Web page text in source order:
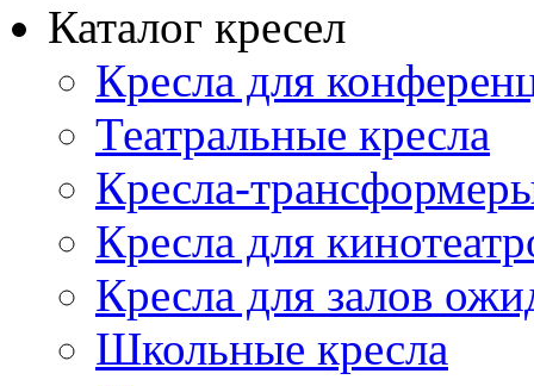
Каталог кресел
Кресла для
Театральные кресла
Кресла-
Кресла для
Кресла для залов
Школьные кресла